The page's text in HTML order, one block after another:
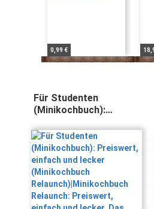
0,99 €
Für Studenten
(Minikochbuch):
lecker (Minikochbuch
Relaunch)|Minikochbuch
Relaunch: Preiswert,
einfach und lecker. Das
Kochbuch für
Studenten